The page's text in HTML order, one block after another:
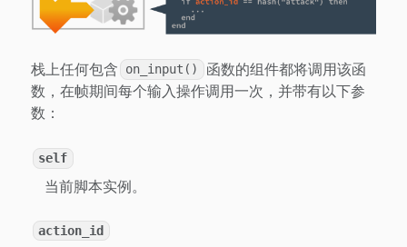
栈上任何包含 on_input()
函数的组件都将调用该函
数，在帧期间每个输入操作调用一次，并带有以下参
数：
self
当前脚本实例。
action_id